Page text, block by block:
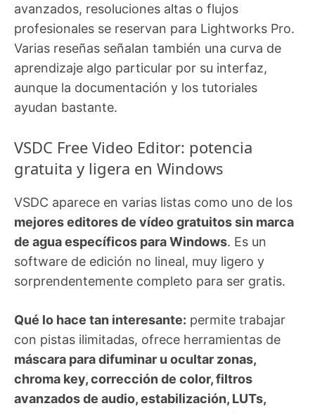
avanzados, resoluciones altas o flujos
profesionales se reservan para Lightworks Pro.
Varias reseñas señalan también una curva de
aprendizaje algo particular por su interfaz,
aunque la documentación y los tutoriales
ayudan bastante.
VSDC Free Video Editor: potencia
gratuita y ligera en Windows
VSDC aparece en varias listas como uno de los
mejores editores de vídeo gratuitos sin marca
de agua específicos para Windows. Es un
software de edición no lineal, muy ligero y
sorprendentemente completo para ser gratis.
Qué lo hace tan interesante: permite trabajar
con pistas ilimitadas, ofrece herramientas de
máscara para difuminar u ocultar zonas,
chroma key, corrección de color, filtros
avanzados de audio, estabilización, LUTs,